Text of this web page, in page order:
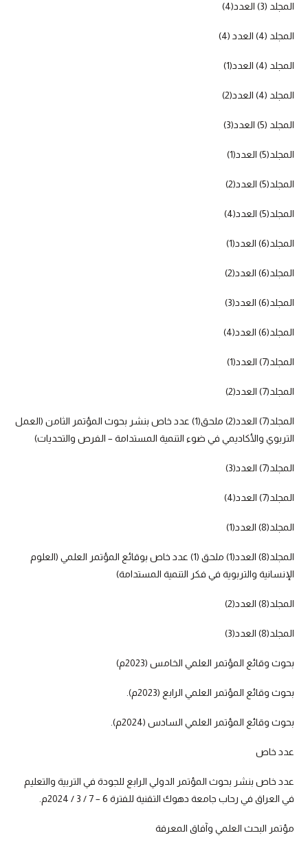
المجلد (3) العدد(4)
المجلد (4) العدد (4)
المجلد (4) العدد(1)
المجلد (4) العدد(2)
المجلد (5) العدد(3)
المجلد(5) العدد(1)
المجلد(5) العدد(2)
المجلد(5) العدد(4)
المجلد(6) العدد(1)
المجلد(6) العدد(2)
المجلد(6) العدد(3)
المجلد(6) العدد(4)
المجلد(7) العدد(1)
المجلد(7) العدد(2)
المجلد(7) العدد(2) ملحق(1) عدد خاص بنشر بحوث المؤتمر الثامن (العمل
التربوي والأكاديمي في ضوء التنمية المستدامة – الفرص والتحديات)
المجلد(7) العدد(3)
المجلد(7) العدد(4)
المجلد(8) العدد(1)
المجلد(8) العدد(1) ملحق (1) عدد خاص بوقائع المؤتمر العلمي (العلوم
الإنسانية والتربوية في فكر التنمية المستدامة)
المجلد(8) العدد(2)
المجلد(8) العدد(3)
بحوث وقائع المؤتمر العلمي الخامس (2023م)
بحوث وقائع المؤتمر العلمي الرابع (2023م).
بحوث وقائع المؤتمر العلمي السادس (2024م).
عدد خاص
عدد خاص بنشر بحوث المؤتمر الدولي الرابع للجودة في التربية والتعليم
في العراق في رحاب جامعة دهوك التقنية للفترة 6 – 7 / 3 / 2024م.
مؤتمر البحث العلمي وآفاق المعرفة